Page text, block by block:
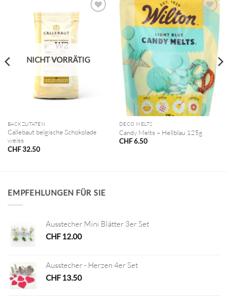
NICHT VORRÄTIG
BACKZUTATEN
Callebaut belgische Schokolade
weiss
CHF32.50
DECO MELTS
Candy Melts – Hellblau 125g
CHF6.50
EMPFEHLUNGEN FÜR SIE
Ausstecher Mini Blätter 3er Set
CHF12.00
Ausstecher - Herzen 4er Set
CHF13.50